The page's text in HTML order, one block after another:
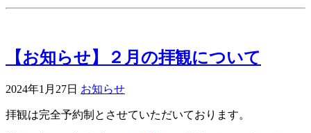
【お知らせ】２月の拝観について
2024年1月27日 お知らせ
拝観は完全予約制とさせていただいております。